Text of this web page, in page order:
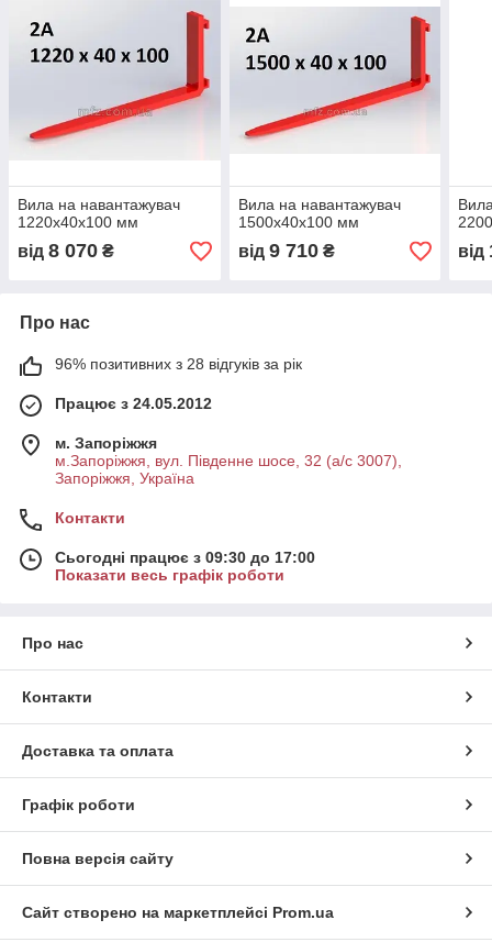
Вила на навантажувач
1220x40x100 мм
від 8 070 ₴
Вила на навантажувач
1500х40х100 мм
від 9 710₴ від
Про нас
96% позитивних з 28 відгуків за рік
Працює з 24.05.2012
м. Запоріжжя
м.Запоріжжя, вул. Південне шосе, 32 (а/с 3007),
Запоріжжя, Україна
Контакти
Сьогодні працює з 09:30 до 17:00
Показати весь графік роботи
Про нас
Контакти
Доставка та оплата
Графік роботи
Повна версія сайту
Сайт створено на маркетплейсі Prom.ua